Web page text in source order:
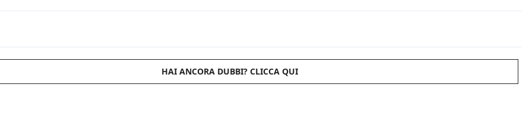
HAI ANCORA DUBBI? CLICCA QUI